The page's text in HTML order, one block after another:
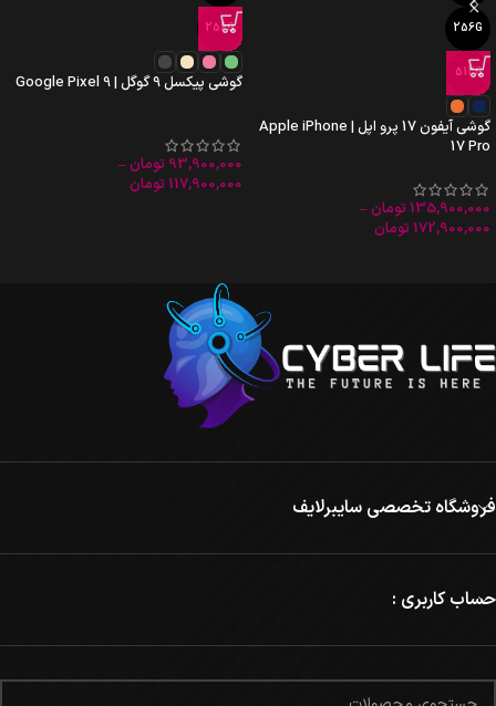
256G
512G
گوشی آیفون 17 پرو اپل | Apple iPhone
17 Pro
135,900,000 تومان–
172,900,000 تومان
256G
گوشی پیکسل 9 گوگل | Google Pixel 9
93,900,000 تومان–
117,900,000 تومان
فروشگاه تخصصی سایبرلایف
حساب کاربری :